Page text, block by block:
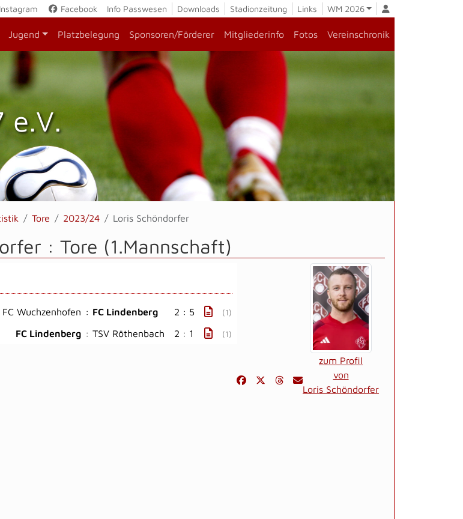
Instagram Facebook Info Passwesen Downloads Stadionzeitung Links WM 2026
Jugend Platzbelegung Sponsoren/Förderer Mitgliederinfo Fotos Vereinschronik
e.V.
Tore 2023/24 Loris Schöndorfer
: Tore (1.Mannschaft)
zum Profil
von
Loris Schöndorfer
FC Wuchzenhofen : FC Lindenberg 2 : 5 (1)
FC Lindenberg : TSV Röthenbach 2 : 1 (1)